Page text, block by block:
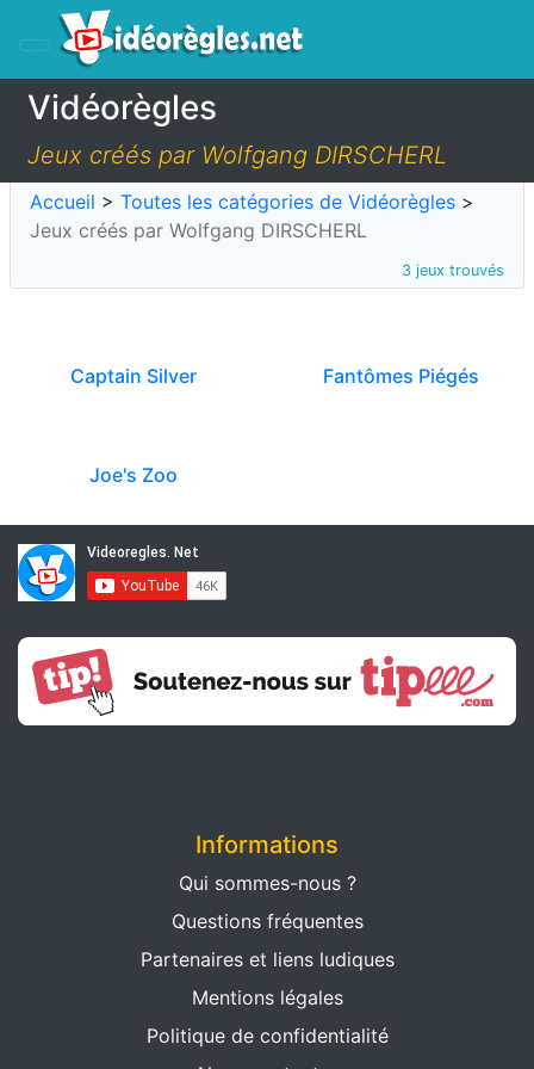
Vidéorègles
Jeux créés par Wolfgang DIRSCHERL
Accueil > Toutes les catégories de Vidéorègles >
Jeux créés par Wolfgang DIRSCHERL
3 jeux trouvés
Captain Silver Fantômes Piégés
Joe's Zoo
Informations
Qui sommes-nous ?
Questions fréquentes
Partenaires et liens ludiques
Mentions légales
Politique de confidentialité